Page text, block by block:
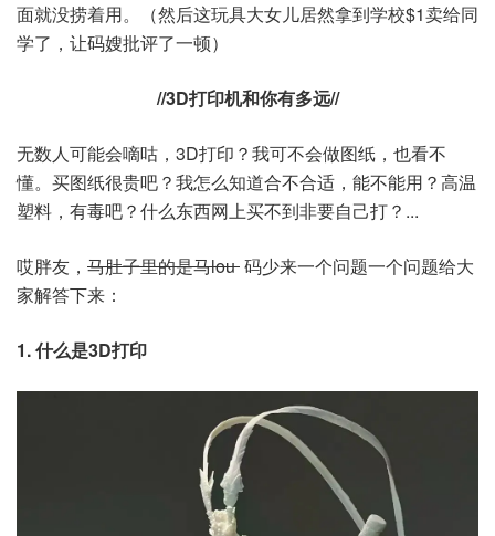
面就没捞着用。（然后这玩具大女儿居然拿到学校$1卖给同
学了，让码嫂批评了一顿）
//3D打印机和你有多远//
无数人可能会嘀咕，3D打印？我可不会做图纸，也看不
懂。买图纸很贵吧？我怎么知道合不合适，能不能用？高温
塑料，有毒吧？什么东西网上买不到非要自己打？...
哎胖友， 马肚子里的是马lou码少来一个问题一个问题给大
家解答下来：
1. 什么是3D打印